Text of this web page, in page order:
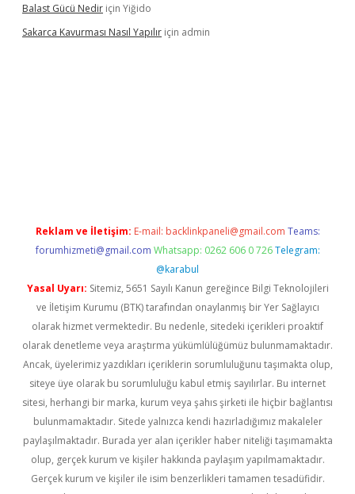
Balast Gücü Nedir için Yiğido
Sakarca Kavurması Nasıl Yapılır için admin
Reklam ve İletişim: E-mail: backlinkpaneli@gmail.com Teams:
forumhizmeti@gmail.com Whatsapp: 0262 606 0 726 Telegram:
@karabul
Yasal Uyarı: Sitemiz, 5651 Sayılı Kanun gereğince Bilgi Teknolojileri
ve İletişim Kurumu (BTK) tarafından onaylanmış bir Yer Sağlayıcı
olarak hizmet vermektedir. Bu nedenle, sitedeki içerikleri proaktif
olarak denetleme veya araştırma yükümlülüğümüz bulunmamaktadır.
Ancak, üyelerimiz yazdıkları içeriklerin sorumluluğunu taşımakta olup,
siteye üye olarak bu sorumluluğu kabul etmiş sayılırlar. Bu internet
sitesi, herhangi bir marka, kurum veya şahıs şirketi ile hiçbir bağlantısı
bulunmamaktadır. Sitede yalnızca kendi hazırladığımız makaleler
paylaşılmaktadır. Burada yer alan içerikler haber niteliği taşımamakta
olup, gerçek kurum ve kişiler hakkında paylaşım yapılmamaktadır.
Gerçek kurum ve kişiler ile isim benzerlikleri tamamen tesadüfidir.